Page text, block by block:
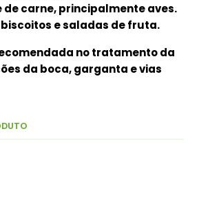
de carne, principalmente aves.
e saladas de fruta.
no tratamento da
da boca, garganta e vias